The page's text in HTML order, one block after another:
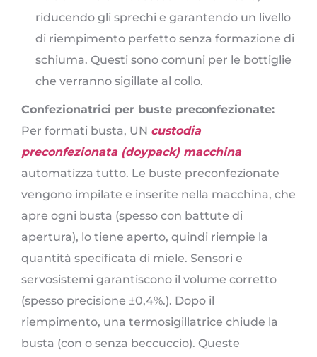
riducendo gli sprechi e garantendo un livello
di riempimento perfetto senza formazione di
schiuma. Questi sono comuni per le bottiglie
che verranno sigillate al collo.
Confezionatrici per buste preconfezionate:
Per formati busta, UN custodia
preconfezionata (doypack) macchina
automatizza tutto. Le buste preconfezionate
vengono impilate e inserite nella macchina, che
apre ogni busta (spesso con battute di
apertura), lo tiene aperto, quindi riempie la
quantità specificata di miele. Sensori e
servosistemi garantiscono il volume corretto
(spesso precisione ±0,4%.). Dopo il
riempimento, una termosigillatrice chiude la
busta (con o senza beccuccio). Queste